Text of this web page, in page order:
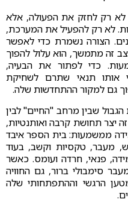
לא רק לחזק את הפעולה, אלא
לא רק להפעיל את המערכת,
הצורה נשמרת כדי לאפשר
זה מתמשך, הוא עלול להפוך
כדי לפתור את הבעיה,
אותו תנאי שתרם לשחיקת
גם למקור ההתחדשות שלה.
שבין מרחב "החיים" לבין
יצר תחושת קרבה ואותנטיות,
ממשמעות: בית הספר איבד
מעבר, טקסיות וקשב, בעוד
פנאי, חרדה ועומס. כאשר
סימבולי ברור, גם החוויה
הרגשי וההתפתחותי שלה